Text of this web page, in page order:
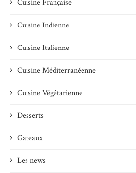
Cuisine Française
Cuisine Indienne
Cuisine Italienne
Cuisine Méditerranéenne
Cuisine Végétarienne
Desserts
Gateaux
Les news